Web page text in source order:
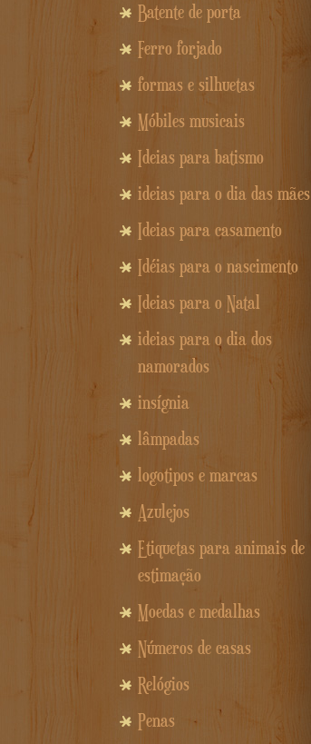
Batente de porta
Ferro forjado
formas e silhuetas
Móbiles musicais
Ideias para batismo
ideias para o dia das mães
Ideias para casamento
Idéias para o nascimento
Ideias para o Natal
ideias para o dia dos
namorados
insígnia
lâmpadas
logotipos e marcas
Azulejos
Etiquetas para animais de
estimação
Moedas e medalhas
Números de casas
Relógios
Penas